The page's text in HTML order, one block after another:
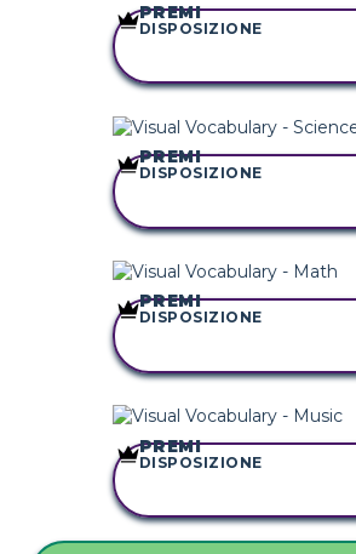
COPIA QUESTO
PREMI
DISPOSIZIONE
COPIA QUESTO
PREMI
DISPOSIZIONE
COPIA QUESTO
PREMI
DISPOSIZIONE
COPIA QUESTO
PREMI
DISPOSIZIONE